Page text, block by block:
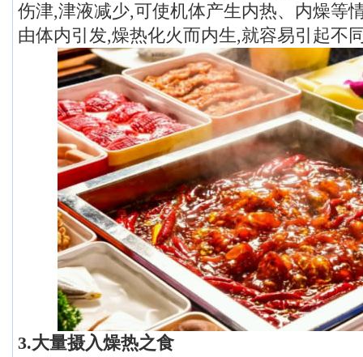
伤津,津液减少,可使机体产生内热、内燥等
由体内引发,燥热化火而内生,就容易引起不
3.大量摄入燥热之食